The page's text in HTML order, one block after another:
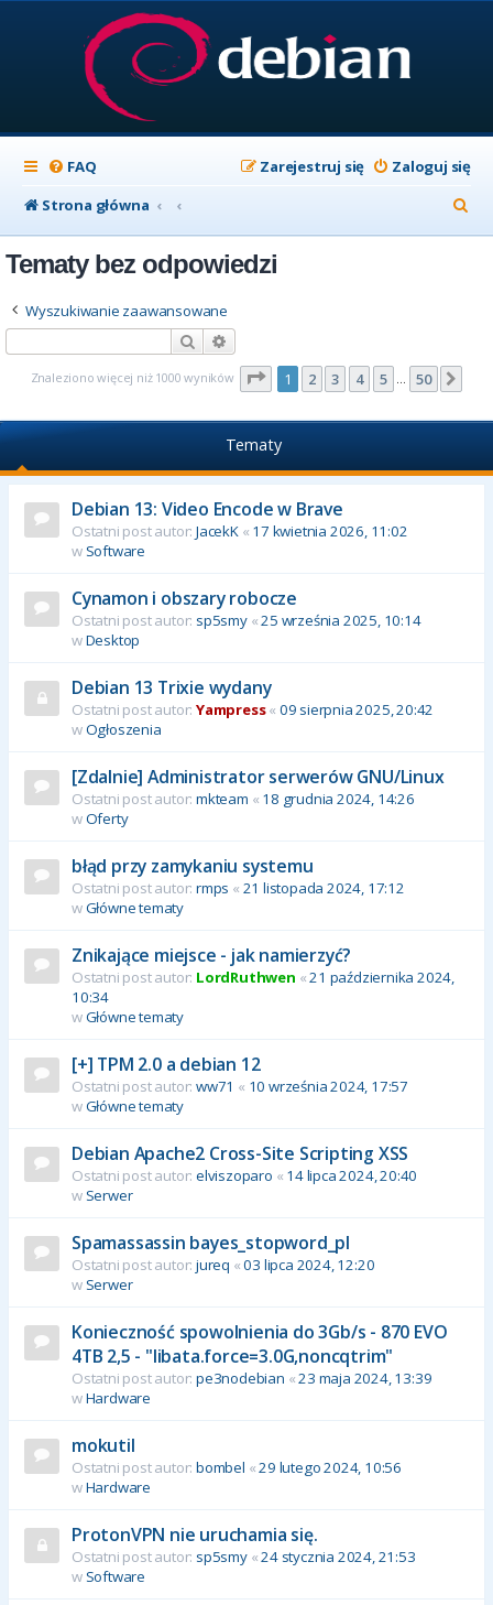
FAQ Zaloguj się
Zarejestruj się
Strona główna
z
Tematy bez odpowiedzi
Wyszukiwanie zaawansowane
Szukaj
Znaleziono więcej niż 1000 wyników Strona z50
1 2 3 4 5 … 50
Tematy
Debian 13: Video Encode w Brave
Ostatni post autor: JacekK« 17 kwietnia 2026, 11:02
w Software
Cynamon i obszary robocze
Ostatni post autor: sp5smy«25 września 2025, 10:14
wDesktop
Debian 13 Trixie wydany
Ostatni post autor: Yampress« 09 sierpnia 2025, 20:42
wOgłoszenia
[Zdalnie] Administrator serwerów GNU/Linux
Ostatni post autor: mkteam « 18 grudnia 2024, 14:26
wOferty
błąd przy zamykaniu systemu
Ostatni post autor: rmps « 21 listopada 2024, 17:12
wGłówne tematy
Znikające miejsce - jak namierzyć?
Ostatni post autor: LordRuthwen «21 października 2024,
10:34
wGłówne tematy
[+] TPM 2.0 a debian 12
Ostatni post autor: ww71 « 10 września 2024, 17:57
wGłówne tematy
Debian Apache2 Cross-Site Scripting XSS
Ostatni post autor: elviszoparo « 14 lipca 2024, 20:40
w Serwer
Spamassassin bayes_stopword_pl
Ostatni post autor: jureq «03 lipca 2024, 12:20
w Serwer
Konieczność spowolnienia do 3Gb/s - 870 EVO
4TB 2,5 - "libata.force=3.0G,noncqtrim"
Ostatni post autor: pe3nodebian «23 maja 2024, 13:39
wHardware
mokutil
Ostatni post autor: bombel «29 lutego 2024, 10:56
wHardware
ProtonVPN nie uruchamia się.
Ostatni post autor: sp5smy«24 stycznia 2024, 21:53
w Software